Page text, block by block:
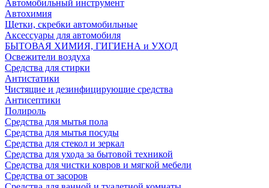
Автомобильный инструмент
Автохимия
Щетки, скребки автомобильные
Аксессуары для автомобиля
БЫТОВАЯ ХИМИЯ, ГИГИЕНА и УХОД
Освежители воздуха
Средства для стирки
Антистатики
Чистящие и дезинфицирующие средства
Антисептики
Полироль
Средства для мытья пола
Средства для мытья посуды
Средства для стекол и зеркал
Средства для ухода за бытовой техникой
Средства для чистки ковров и мягкой мебели
Средства от засоров